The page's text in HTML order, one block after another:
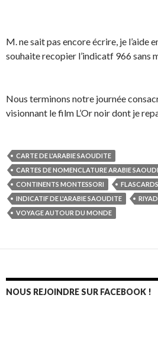
M. ne sait pas encore écrire, je l’aide
souhaite recopier l’indicatf 966 sans
Nous terminons notre journée
visionnant le film L’Or noir dont je
CARTE DE L'ARABIE SAOUDITE
CARTES DE NOMENCLATURE ARABIE
CONTINENTS MONTESSORI
INDICATIF DE L'ARABIE SAOUDITE
RIYAD
VOYAGE AUTOUR DU MONDE
NOUS REJOINDRE SUR FACEBOOK !